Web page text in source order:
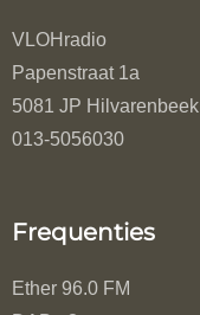
VLOHradio
Papenstraat 1a
5081 JP Hilvarenbeek
013-5056030
Frequenties
Ether 96.0 FM